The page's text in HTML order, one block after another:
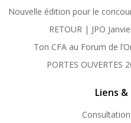
Nouvelle édition pour le
RETOUR | JPO
Ton CFA au Forum de
PORTES OUVERTES
Liens